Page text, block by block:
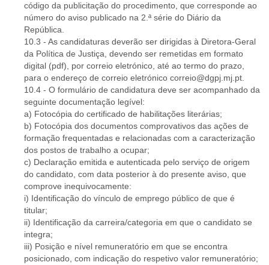
código da publicitação do procedimento, que corresponde ao
número do aviso publicado na 2.ª série do Diário da
República.
10.3 - As candidaturas deverão ser dirigidas à Diretora-Geral
da Política de Justiça, devendo ser remetidas em formato
digital (pdf), por correio eletrónico, até ao termo do prazo,
para o endereço de correio eletrónico correio@dgpj.mj.pt.
10.4 - O formulário de candidatura deve ser acompanhado da
seguinte documentação legível:
a) Fotocópia do certificado de habilitações literárias;
b) Fotocópia dos documentos comprovativos das ações de
formação frequentadas e relacionadas com a caracterização
dos postos de trabalho a ocupar;
c) Declaração emitida e autenticada pelo serviço de origem
do candidato, com data posterior à do presente aviso, que
comprove inequivocamente:
i) Identificação do vínculo de emprego público de que é
titular;
ii) Identificação da carreira/categoria em que o candidato se
integra;
iii) Posição e nível remuneratório em que se encontra
posicionado, com indicação do respetivo valor remuneratório;